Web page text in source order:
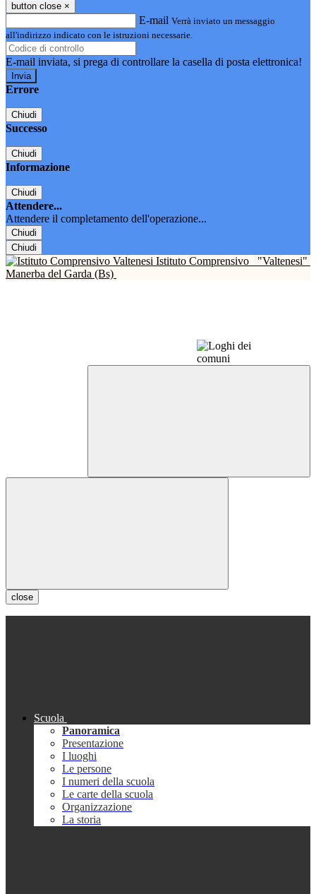
button close ×
E-mail Verrà inviato un messaggio
all'indirizzo indicato con le istruzioni necessarie.
E-mail inviata, si prega di controllare la casella di posta elettronica!
Errore
Chiudi
Successo
Chiudi
Informazione
Chiudi
Attendere...
Attendere il completamento dell'operazione...
Chiudi
Chiudi
Istituto Comprensivo
"Valtenesi"
Manerba del Garda (Bs)
close
Scuola
Panoramica
Presentazione
I luoghi
Le persone
I numeri della scuola
Le carte della scuola
Organizzazione
La storia